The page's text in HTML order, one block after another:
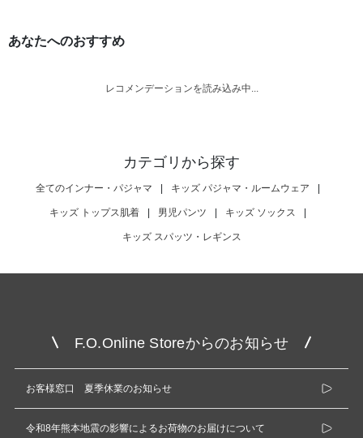
あなたへのおすすめ
レコメンデーションを読み込み中...
カテゴリから探す
全てのインナー・パジャマ | キッズ パジャマ・ルームウェア |
キッズ トップス肌着 | 男児パンツ | キッズ ソックス |
キッズ スパッツ・レギンス
F.O.Online Storeからのお知らせ
お客様窓口 夏季休業のお知らせ
令和8年熊本地震の影響によるお荷物のお届けについて